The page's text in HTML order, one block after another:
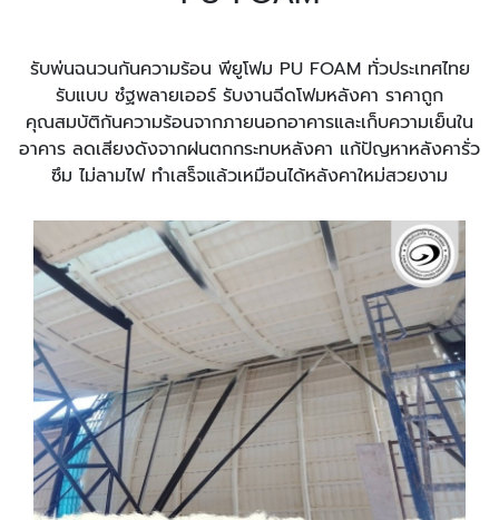
รับพ่นฉนวนกันความร้อน พียูโฟม PU FOAM ทั่วประเทศไทย
รับแบบ ซํฐพลายเออร์ รับงานฉีดโฟมหลังคา ราคาถูก
คุณสมบัติกันความร้อนจากภายนอกอาคารและเก็บความเย็นใน
อาคาร ลดเสียงดังจากฝนตกกระทบหลังคา แก้ปัญหาหลังคารั่ว
ซึม ไม่ลามไฟ ทำเสร็จแล้วเหมือนได้หลังคาใหม่สวยงาม